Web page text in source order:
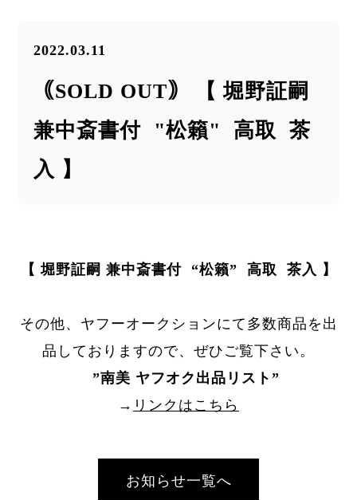
2022.03.11
｟SOLD OUT｠ 【 堀野証嗣
兼中斎書付 "松籟" 高取 茶
入 】
【 堀野証嗣 兼中斎書付 “松籟” 高取 茶入 】
その他、ヤフーオークションにて多数商品を出
品しておりますので、ぜひご覧下さい。
”南美 ヤフオク出品リスト ”
→ リンクはこちら
お知らせ一覧へ